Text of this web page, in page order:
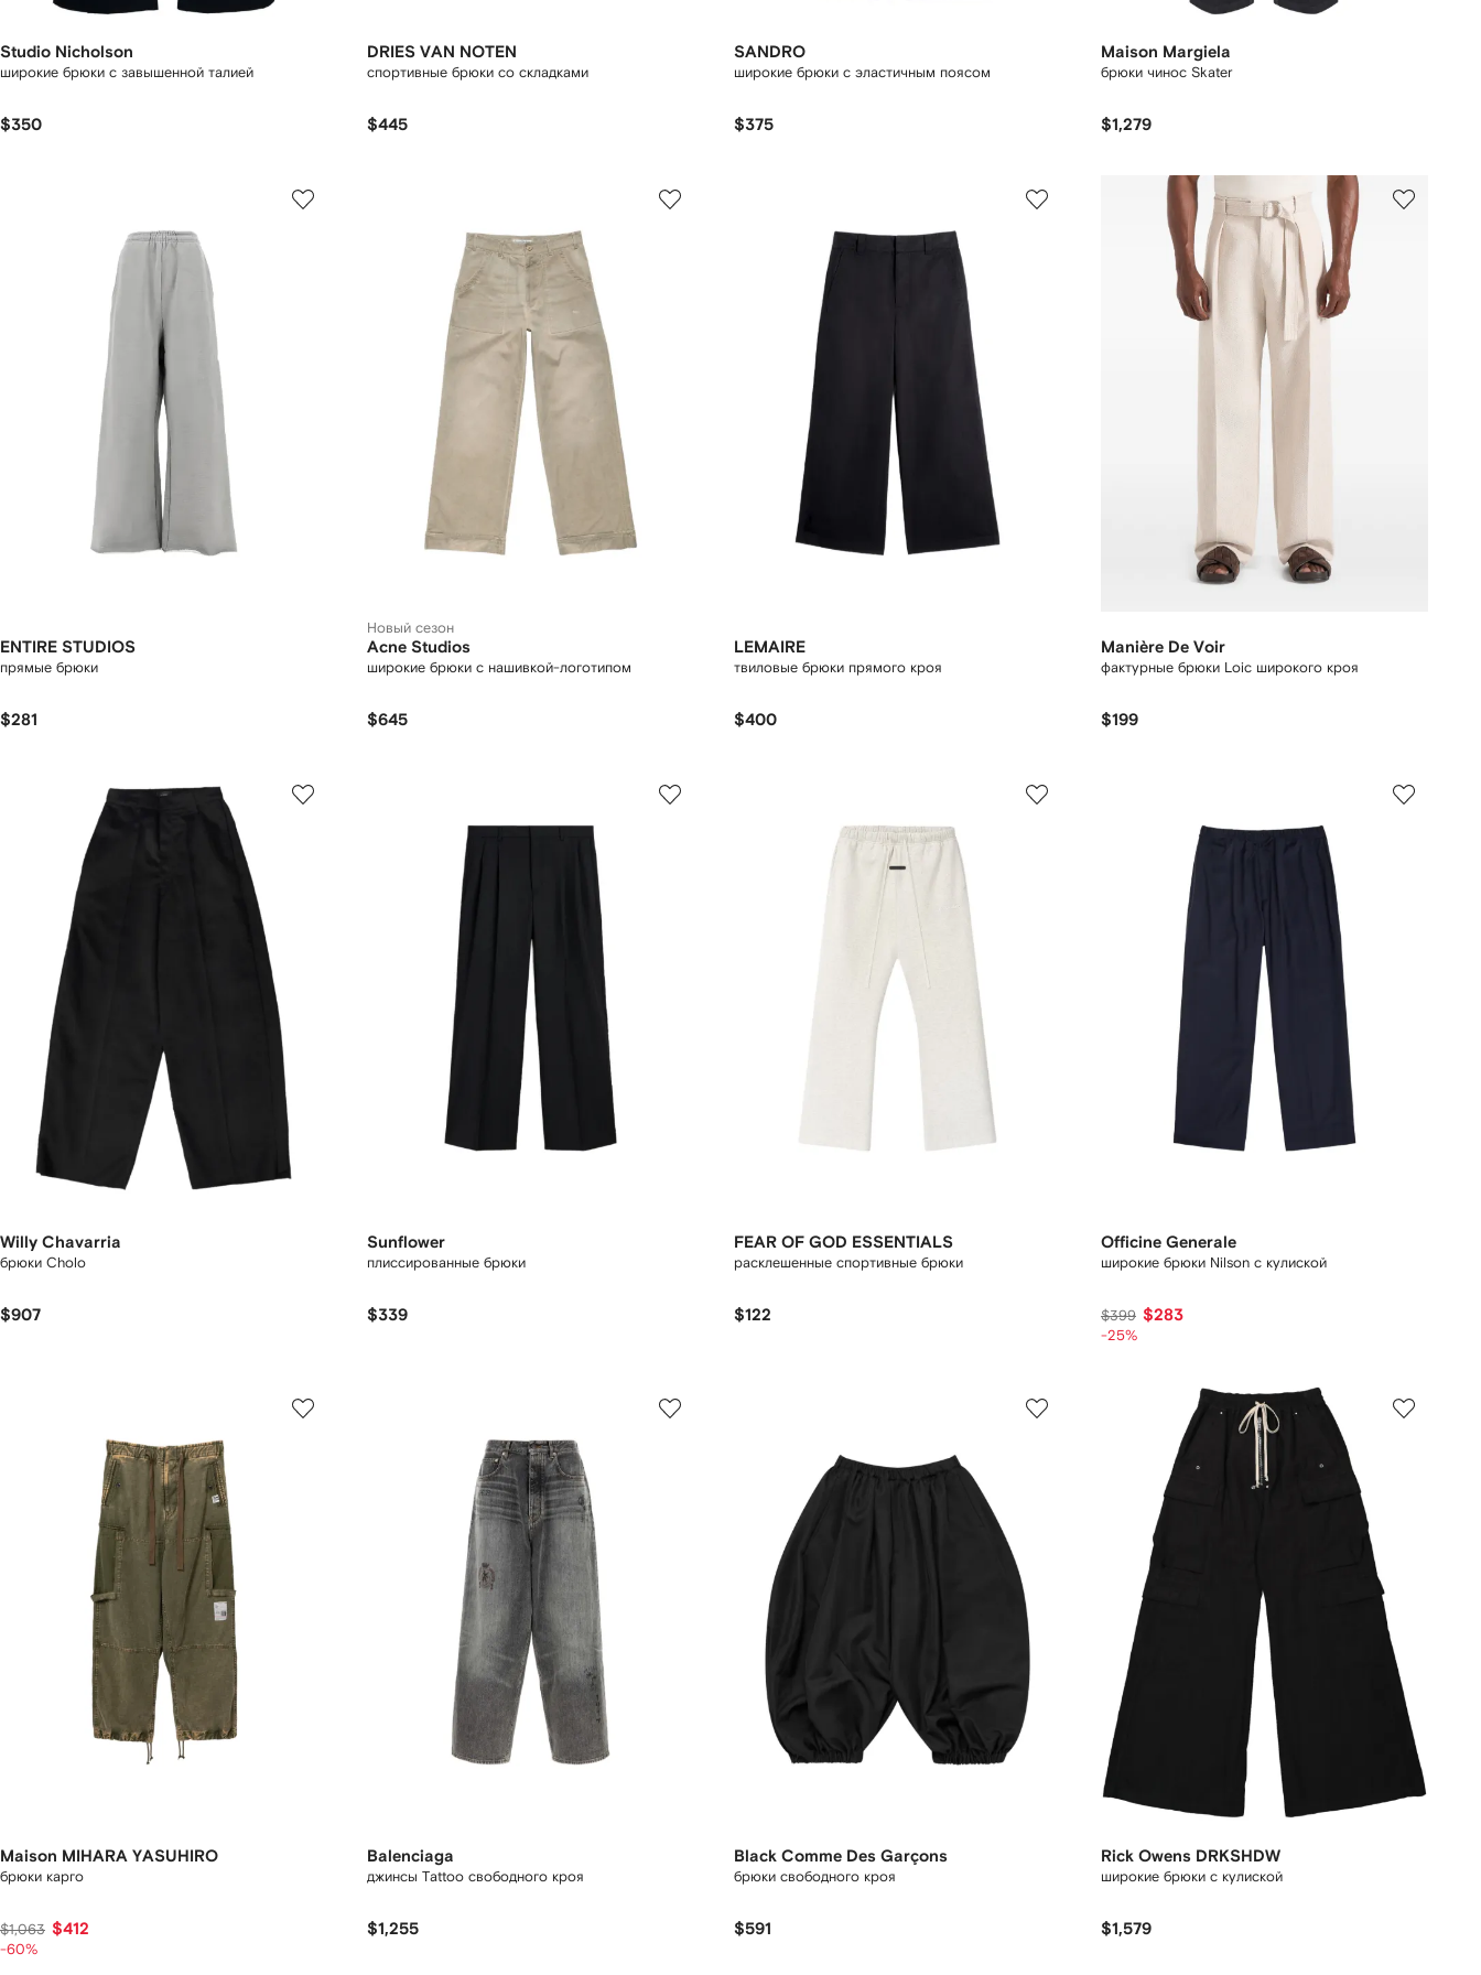
Studio Nicholson
широкие брюки с завышенной талией
$350
DRIES VAN NOTEN
спортивные брюки со складками
$445
SANDRO
широкие брюки с эластичным поясом
$375
Maison Margiela
брюки чинос Skater
$1,279
ENTIRE STUDIOS
прямые брюки
$281
Новый сезон
Acne Studios
широкие брюки с нашивкой-логотипом
$645
LEMAIRE
твиловые брюки прямого кроя
$400
Manière De Voir
фактурные брюки Loic широкого кроя
$199
Willy Chavarria
брюки Cholo
$907
Sunflower
плиссированные брюки
$339
FEAR OF GOD ESSENTIALS
расклешенные спортивные брюки
$122
Officine Generale
широкие брюки Nilson с кулиской
$399 $283
-25%
Maison MIHARA YASUHIRO
брюки карго
$1,063 $412
-60%
Balenciaga
джинсы Tattoo свободного кроя
$1,255
Black Comme Des Garçons
брюки свободного кроя
$591
Rick Owens DRKSHDW
широкие брюки с кулиской
$1,579